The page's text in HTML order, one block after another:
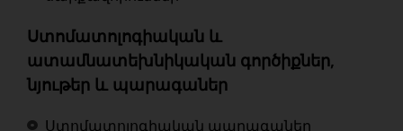
Ստոմատոլոգիական և
ատամնատեխնիկական գործիքներ,
նյութեր և պարագաներ
Ստոմատոլոգիական պարագաներ